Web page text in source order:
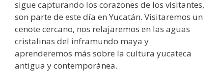
sigue capturando los corazones de los visitantes,
son parte de este día en Yucatán. Visitaremos un
cenote cercano, nos relajaremos en las aguas
cristalinas del inframundo maya y
aprenderemos más sobre la cultura yucateca
antigua y contemporánea.